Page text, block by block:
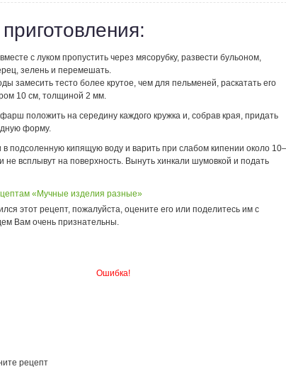
с луком пропустить через мясорубку, развести бульоном,
зелень и перемешать.
замесить тесто более крутое, чем для пельменей, раскатать его
10 см, толщиной 2 мм.
положить на середину каждого кружка и, собрав края, придать
форму.
в подсоленную кипящую воду и варить при слабом кипении около 10–
не всплывут на поверхность. Вынуть хинкали шумовкой и подать
«Мучные изделия разные»
этот рецепт, пожалуйста, оцените его или поделитесь им с
Вам очень признательны.
Ошибка!
рецепт